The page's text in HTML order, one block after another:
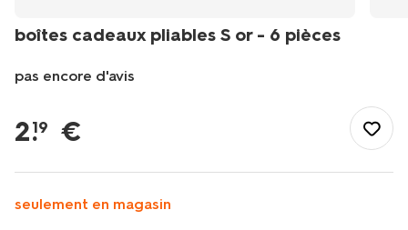
boîtes cadeaux pliables S or - 6 pièces
pas encore d'avis
be/fete-
idees-
cadeau/sacs-
cadeaux-
boites-
2.
19 €
seulement en magasin